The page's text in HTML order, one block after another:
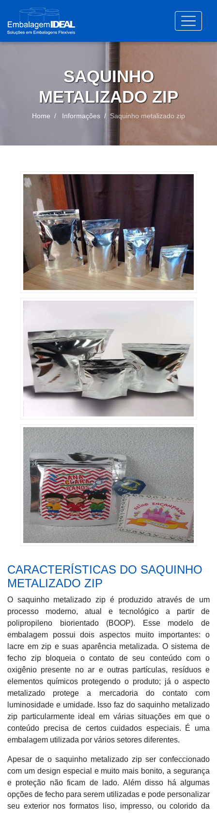
SAQUINHO
METALIZADO ZIP
Home Informações Saquinho metalizado zip
CARACTERÍSTICAS DO SAQUINHO
METALIZADO ZIP
O saquinho metalizado zip é produzido através de um
processo moderno, atual e tecnológico a partir de
polipropileno biorientado (BOOP). Esse modelo de
embalagem possui dois aspectos muito importantes: o
lacre em zip e suas aparência metalizada. O sistema de
fecho zip bloqueia o contato de seu conteúdo com o
oxigênio presente no ar e outras partículas, resíduos e
elementos químicos protegendo o produto; já o aspecto
metalizado protege a mercadoria do contato com
luminosidade e umidade. Isso faz do saquinho metalizado
zip particularmente ideal em várias situações em que o
conteúdo precisa de certos cuidados especiais. É uma
embalagem utilizada por vários setores diferentes.
Apesar de o saquinho metalizado zip ser confeccionado
com um design especial e muito mais bonito, a segurança
e proteção não ficam de lado. Além disso há algumas
opções de fecho para serem utilizadas e pode personalizar
seu exterior nos formatos liso, impresso, ou colorido da